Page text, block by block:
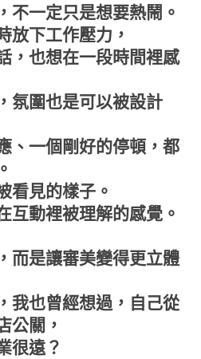
不一定只是想要熱鬧。
放下工作壓力，
，也想在一段時間裡感
氛圍也是可以被設計
、一個剛好的停頓，都
看見的樣子。
互動裡被理解的感覺。
而是讓審美變得更立體
我也曾經想過，自己從
公關，
很遠？